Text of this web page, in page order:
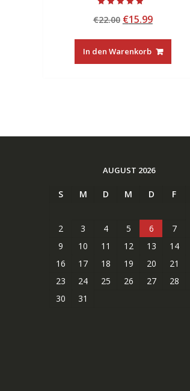
4.50
von 5
€22.00 Ursprünglicher
war:
€22.00
€15.99Aktueller
ist:
€15.99.
In den Warenkorb
AUGUST 2026
S M D M D F
2
3 4 5 6 7
9
10 11 12 13 14
16
17 18 19 20 21
23
24 25 26 27 28
30
31